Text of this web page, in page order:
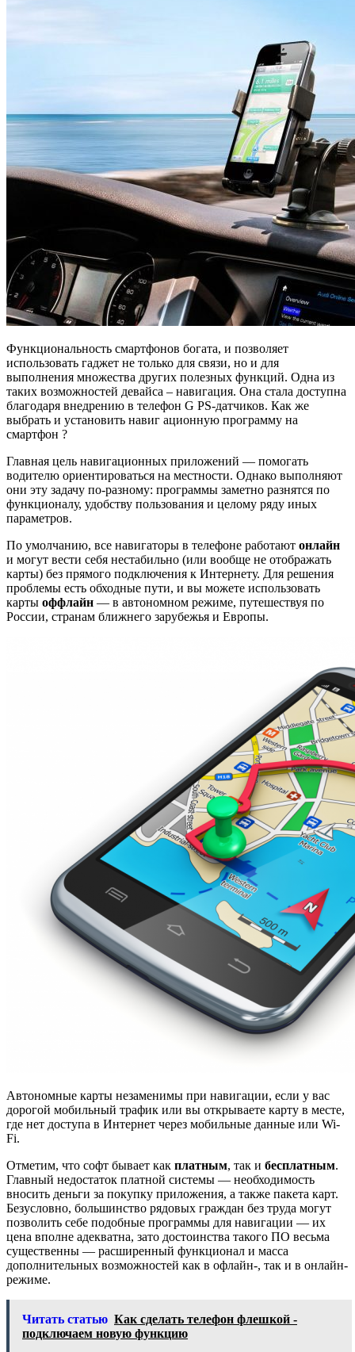
Функциональность смартфонов богата, и позволяет
использовать гаджет не только для связи, но и для
выполнения множества других полезных функций. Одна из
таких возможностей девайса – навигация. Она стала доступна
благодаря внедрению в телефон G PS-датчиков. Как же
выбрать и установить навиг ационную программу на
смартфон ?
Главная цель навигационных приложений — помогать
водителю ориентироваться на местности. Однако выполняют
они эту задачу по-разному: программы заметно разнятся по
функционалу, удобству пользования и целому ряду иных
параметров.
По умолчанию, все навигаторы в телефоне работают онлайн
и могут вести себя нестабильно (или вообще не отображать
карты) без прямого подключения к Интернету. Для решения
проблемы есть обходные пути, и вы можете использовать
карты оффлайн — в автономном режиме, путешествуя по
России, странам ближнего зарубежья и Европы.
Автономные карты незаменимы при навигации, если у вас
дорогой мобильный трафик или вы открываете карту в месте,
где нет доступа в Интернет через мобильные данные или Wi-
Fi.
Отметим, что софт бывает как платным, так и бесплатным.
Главный недостаток платной системы — необходимость
вносить деньги за покупку приложения, а также пакета карт.
Безусловно, большинство рядовых граждан без труда могут
позволить себе подобные программы для навигации — их
цена вполне адекватна, зато достоинства такого ПО весьма
существенны — расширенный функционал и масса
дополнительных возможностей как в офлайн-, так и в онлайн-
режиме.
Читать статью Как сделать телефон флешкой -
подключаем новую функцию